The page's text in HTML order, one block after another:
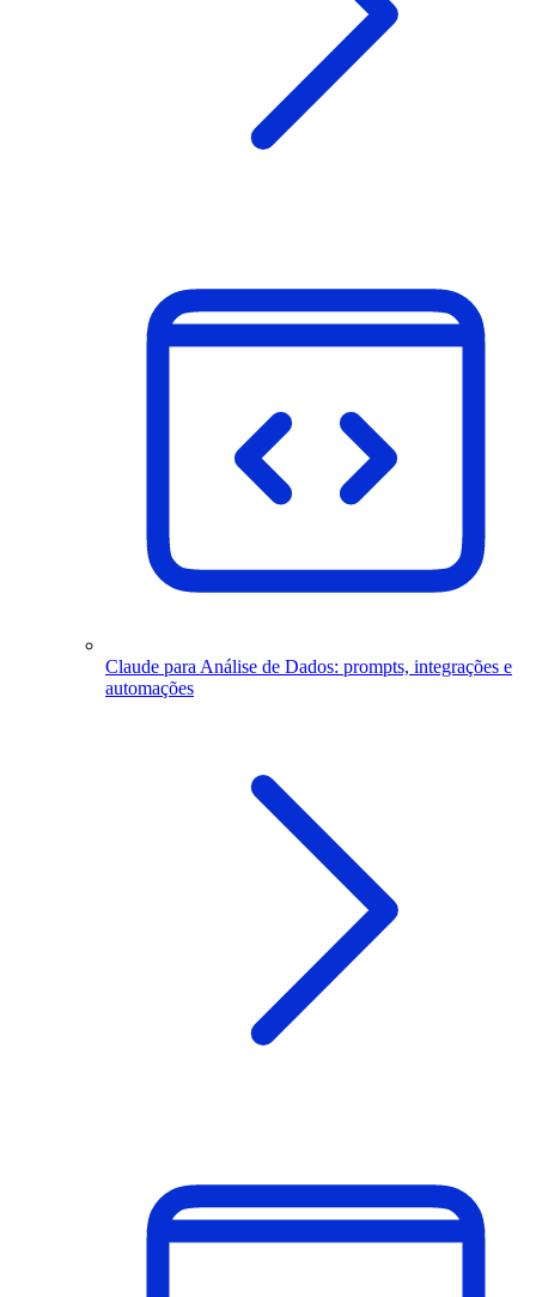
Claude para Análise de Dados: prompts, integrações e
automações